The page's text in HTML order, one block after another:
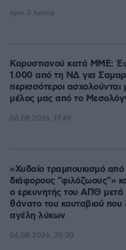
πριν 3 λεπτά
Καρυστιανού κατά ΜΜΕ:
1.000 από τη ΝΔ για
περισσότεροι ασχολούνται
μέλος μας από το
06.08.2026, 17:49
«Χυδαίο τραμπουκισμό από
διάφορους "φιλόζωους"»
ο ερευνητής του ΑΠΘ μετά
θάνατο του κουταβιού που
αγέλη λύκων
06.08.2026, 20:30